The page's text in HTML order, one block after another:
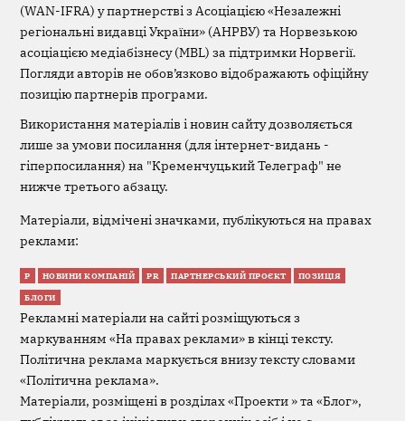
(WAN-IFRA) у партнерстві з Асоціацією «Незалежні
регіональні видавці України» (АНРВУ) та Норвезькою
асоціацією медіабізнесу (MBL) за підтримки Норвегії.
Погляди авторів не обов’язково відображають офіційну
позицію партнерів програми.
Використання матеріалів і новин сайту дозволяється
лише за умови посилання (для інтернет-видань -
гіперпосилання) на "Кременчуцький Телеграф" не
нижче третього абзацу.
Матеріали, відмічені значками, публікуються на правах
реклами:
Р НОВИНИ КОМПАНІЙ PR ПАРТНЕРСЬКИЙ ПРОЄКТ ПОЗИЦІЯ
БЛОГИ
Рекламні матеріали на сайті розміщуються з
маркуванням «На правах реклами» в кінці тексту.
Політична реклама маркується внизу тексту словами
«Політична реклама».
Матеріали, розміщені в розділах «Проекти » та «Блог»,